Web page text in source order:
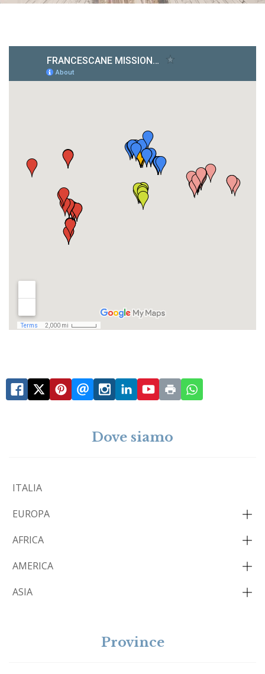
Dove siamo
ITALIA
EUROPA
AFRICA
AMERICA
ASIA
Province